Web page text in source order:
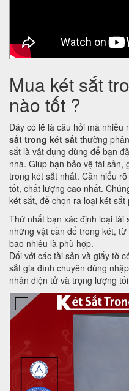
Mua két sắt
nào tốt ?
Đây có lẽ là câu hỏi mà nhiều
sắt trong két sắt thường
sắt là vật dụng dùng để bạn
nhà. Giúp bạn bảo vệ tài sản,
trong két sắt nhất. Cần hiểu
tốt, chất lượng cao nhất.
két sắt, để chọn ra loại két
Thứ nhất bạn xác định loại tài
những vật cần để trong két,
bao nhiêu là phù hợp.
Đối với các tài sản và giấy tờ
sắt gia đình chuyên dùng
nhân điện tử và trọng lượng